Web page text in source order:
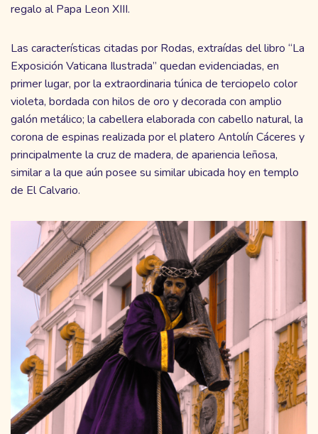
regalo al Papa Leon XIII.
Las características citadas por Rodas, extraídas del libro “La
Exposición Vaticana Ilustrada” quedan evidenciadas, en
primer lugar, por la extraordinaria túnica de terciopelo color
violeta, bordada con hilos de oro y decorada con amplio
galón metálico; la cabellera elaborada con cabello natural, la
corona de espinas realizada por el platero Antolín Cáceres y
principalmente la cruz de madera, de apariencia leñosa,
similar a la que aún posee su similar ubicada hoy en templo
de El Calvario.